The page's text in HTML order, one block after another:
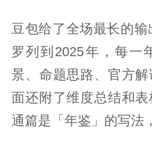
豆包给了全场最长的输
罗列到2025年，每一
景、命题思路、官方
面还附了维度总结和表
通篇是「年鉴」的写法